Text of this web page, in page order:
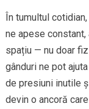
În tumultul
ne apese
spațiu — nu doar
gânduri ne pot
de presiuni inutile
devin o ancoră